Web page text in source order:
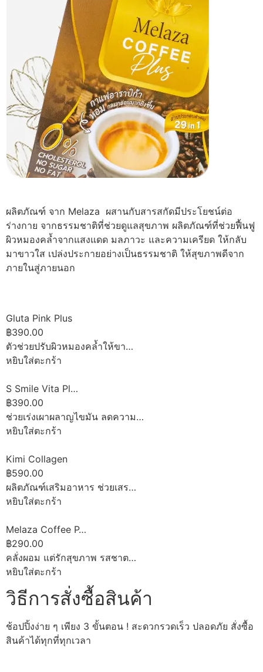
ผลิตภัณฑ์ จาก Melaza ผสานกับสารสกัดมีประโยชน์ต่อ
ร่างกาย จากธรรมชาติที่ช่วยดูแลสุขภาพ ผลิตภัณฑ์ที่ช่วยฟื้นฟู
ผิวหมองคล้ำจากแสงแดด มลภาวะ และความเครียด ให้กลับ
มาขาวใส เปล่งประกายอย่างเป็นธรรมชาติ ให้สุขภาพดีจาก
ภายในสู่ภายนอก
Gluta Pink Plus
฿390.00
ตัวช่วยปรับผิวหมองคล้ำให้ขา…
หยิบใส่ตะกร้า
S Smile Vita Pl…
฿390.00
ช่วยเร่งเผาผลาญไขมัน ลดความ…
หยิบใส่ตะกร้า
Kimi Collagen
฿590.00
ผลิตภัณฑ์เสริมอาหาร ช่วยเสร…
หยิบใส่ตะกร้า
Melaza Coffee P…
฿290.00
คลั่งผอม แต่รักสุขภาพ รสชาต…
หยิบใส่ตะกร้า
วิธีการสั่งซื้อสินค้า
ช้อปปิ้งง่าย ๆ เพียง 3 ขั้นตอน ! สะดวกรวดเร็ว ปลอดภัย สั่งซื้อ
สินค้าได้ทุกที่ทุกเวลา